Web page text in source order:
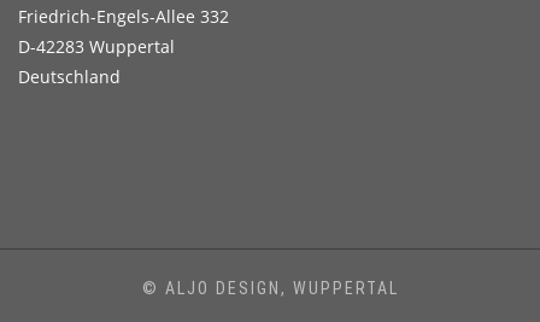
Friedrich-Engels-Allee 332
D-42283 Wuppertal
Deutschland
© ALJO DESIGN, WUPPERTAL